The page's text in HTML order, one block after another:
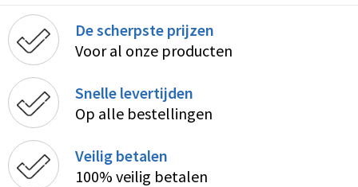
De scherpste prijzen
Voor al onze producten
Snelle levertijden
Op alle bestellingen
Veilig betalen
100% veilig betalen